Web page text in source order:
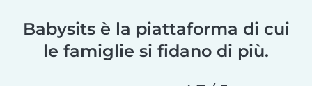
Babysits è la piattaforma di cui
le famiglie si fidano di più.